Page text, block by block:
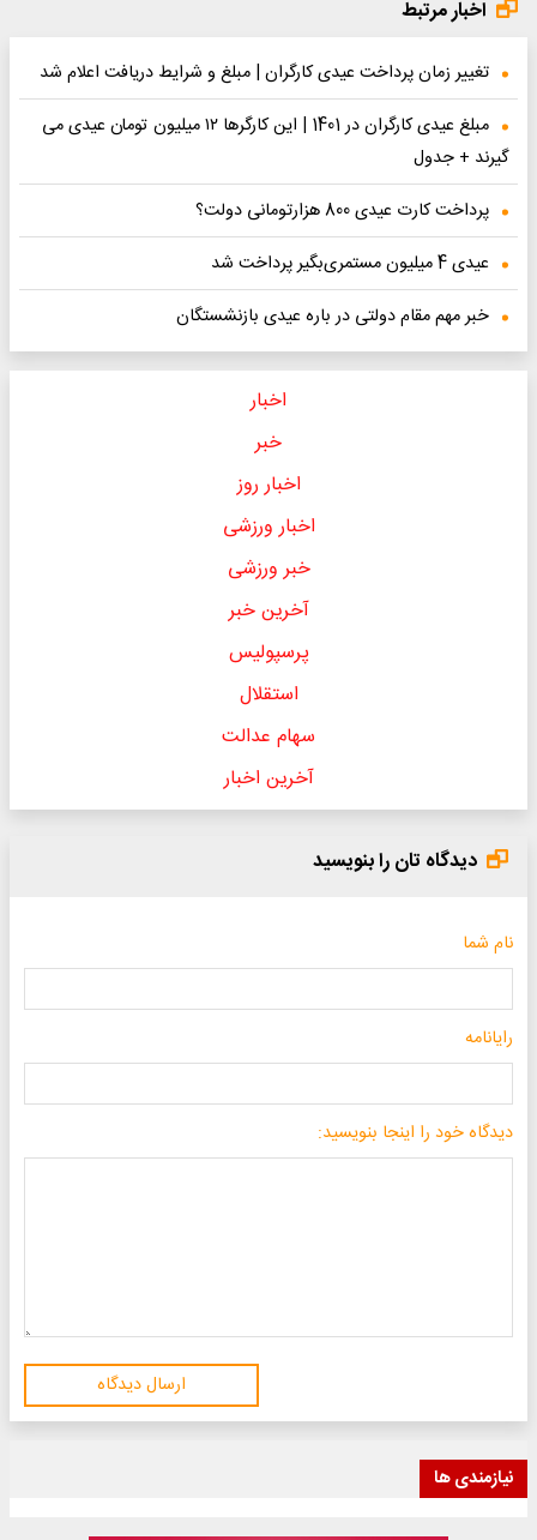
اخبار مرتبط
تغییر زمان پرداخت عیدی کارگران | مبلغ و شرایط دریافت اعلام شد
مبلغ عیدی کارگران در 1401 | این کارگرها ۱۲ میلیون تومان عیدی می
گیرند + جدول
پرداخت کارت عیدی 800 هزارتومانی دولت؟
عیدی 4 میلیون مستمری‌بگیر پرداخت شد
خبر مهم مقام دولتی در باره عیدی بازنشستگان
اخبار
خبر
اخبار روز
اخبار ورزشی
خبر ورزشی
آخرین خبر
پرسپولیس
استقلال
سهام عدالت
آخرین اخبار
دیدگاه تان را بنویسید
نام شما
رایانامه
دیدگاه خود را اینجا بنویسید:
ارسال دیدگاه
نیازمندی ها